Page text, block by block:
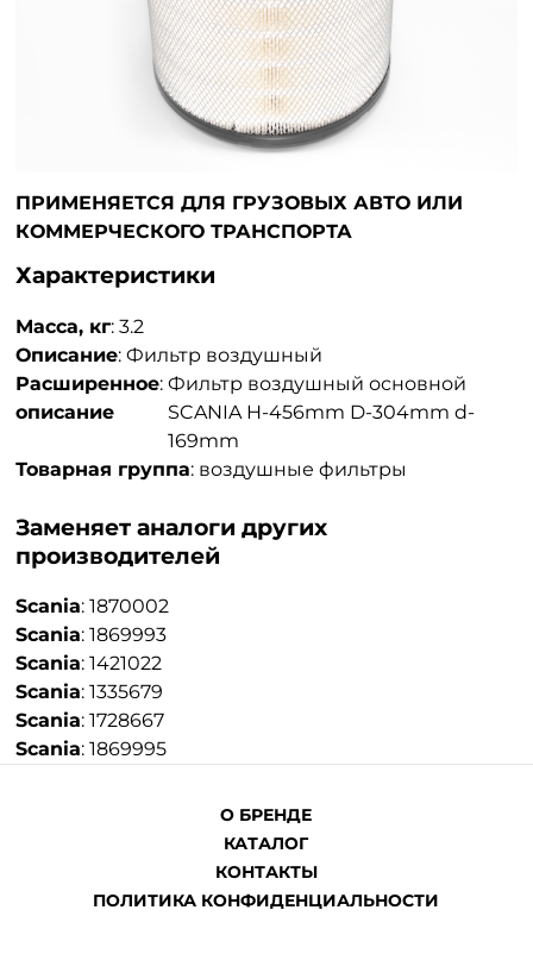
ПРИМЕНЯЕТСЯ ДЛЯ ГРУЗОВЫХ АВТО ИЛИ
КОММЕРЧЕСКОГО ТРАНСПОРТА
Характеристики
Масса, кг:3.2
Описание:Фильтр воздушный
Расширенное
описание
:Фильтр воздушный основной
SCANIA H-456mm D-304mm d-
169mm
Товарная группа: воздушные фильтры
Заменяет аналоги других
производителей
Scania:1870002
Scania:1869993
Scania:1421022
Scania:1335679
Scania:1728667
Scania:1869995
О БРЕНДЕ
КАТАЛОГ
КОНТАКТЫ
ПОЛИТИКА КОНФИДЕНЦИАЛЬНОСТИ